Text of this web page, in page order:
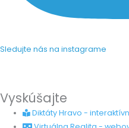
Sledujte nás na instagrame
Vyskúšajte
Diktáty Hravo -